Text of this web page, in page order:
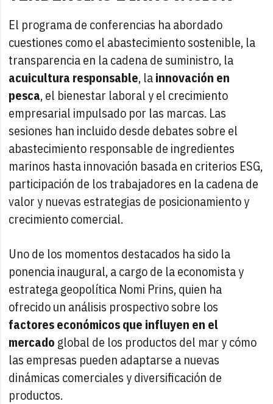
El programa de conferencias ha abordado
cuestiones como el abastecimiento sostenible, la
transparencia en la cadena de suministro, la
acuicultura responsable, lainnovación en
pesca, el bienestar laboral y el crecimiento
empresarial impulsado por las marcas. Las
sesiones han incluido desde debates sobre el
abastecimiento responsable de ingredientes
marinos hasta innovación basada en criterios ESG,
participación de los trabajadores en la cadena de
valor y nuevas estrategias de posicionamiento y
crecimiento comercial.
Uno de los momentos destacados ha sido la
ponencia inaugural, a cargo de la economista y
estratega geopolítica Nomi Prins, quien ha
ofrecido un análisis prospectivo sobre los
factores económicos que influyen en el
mercado global de los productos del mar y cómo
las empresas pueden adaptarse a nuevas
dinámicas comerciales y diversificación de
productos.